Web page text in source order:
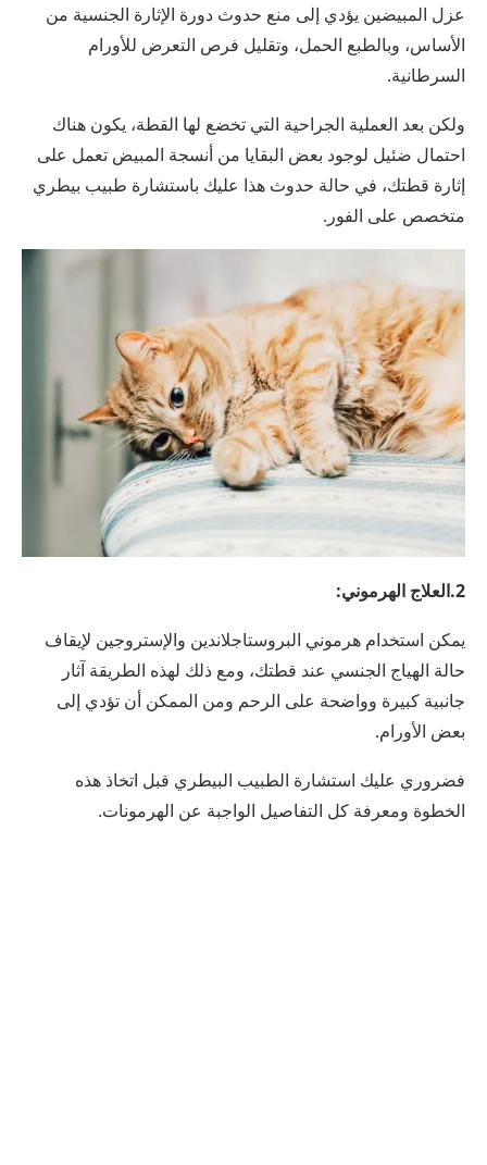
عزل المبيضين يؤدي إلى منع حدوث دورة الإثارة الجنسية من
الأساس، وبالطبع الحمل، وتقليل فرص التعرض للأورام
السرطانية.
ولكن بعد العملية الجراحية التي تخضع لها القطة، يكون هناك
احتمال ضئيل لوجود بعض البقايا من أنسجة المبيض تعمل على
إثارة قطتك، في حالة حدوث هذا عليك باستشارة طبيب بيطري
متخصص على الفور.
2.العلاج الهرموني:
يمكن استخدام هرموني البروستاجلاندين والإستروجين لإيقاف
حالة الهياج الجنسي عند قطتك، ومع ذلك لهذه الطريقة آثار
جانبية كبيرة وواضحة على الرحم ومن الممكن أن تؤدي إلى
بعض الأورام.
فضروري عليك استشارة الطبيب البيطري قبل اتخاذ هذه
الخطوة ومعرفة كل التفاصيل الواجبة عن الهرمونات.